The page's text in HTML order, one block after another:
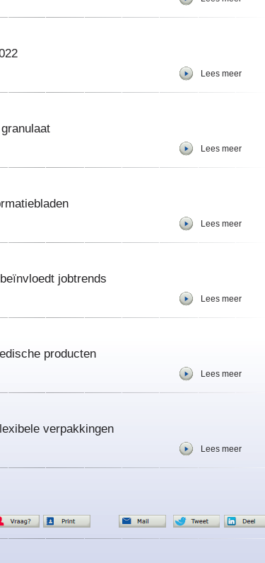
Lees meer
Lees meer
Lees meer
jobtrends
Lees meer
producten
Lees meer
verpakkingen
Lees meer